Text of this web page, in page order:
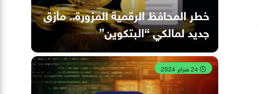
خطر المحافظ الرقمية المزورة.. مأزق
جديد لمالكي “البتكوين”